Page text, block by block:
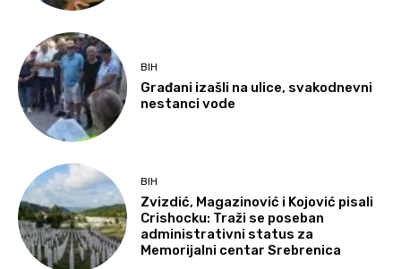
BIH
Građani izašli na ulice, svakodnevni
nestanci vode
BIH
Zvizdić, Magazinović i Kojović pisali
Crishocku: Traži se poseban
administrativni status za
Memorijalni centar Srebrenica